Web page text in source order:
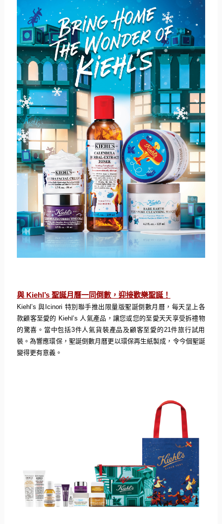
與 Kiehl’s 聖誕月曆一同倒數，迎接歡樂聖誕！
Kiehl’s與 Icinori 特別聯手推出限量版聖誕倒數月曆，每天呈上各
款顧客至愛的 Kiehl’s 人氣產品， 讓您或您的至愛天天享受拆禮物
的驚喜。當中包括3件人氣貨裝產品 及顧客至愛的21件旅行試用
裝。為響應環保， 聖誕倒數月曆更以環保再生紙製成，令今個聖誕
變得更有意義。